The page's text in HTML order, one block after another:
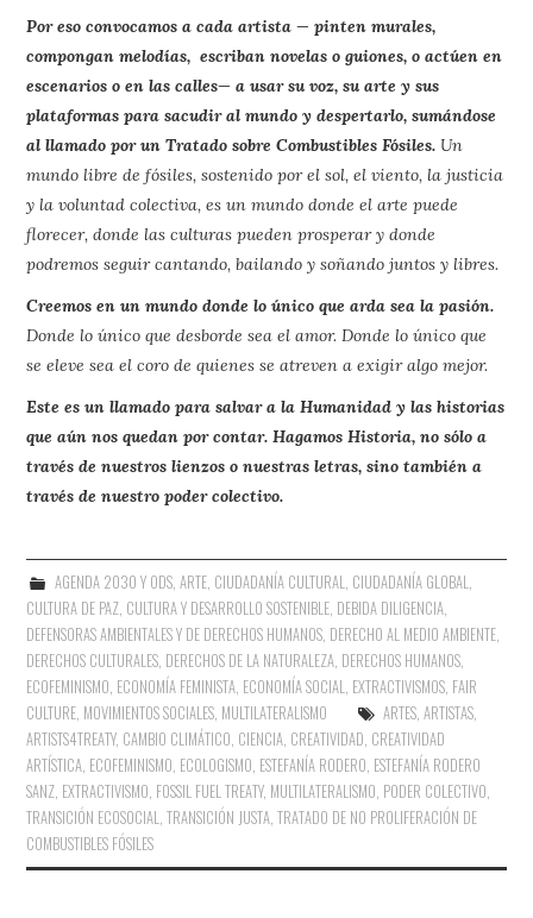
Por eso convocamos a cada artista — pinten murales,
compongan melodías, escriban novelas o guiones, o actúen en
escenarios o en las calles— a usar su voz, su arte y sus
plataformas para sacudir al mundo y despertarlo, sumándose
al llamado por un Tratado sobre Combustibles Fósiles. Un
mundo libre de fósiles, sostenido por el sol, el viento, la justicia
y la voluntad colectiva, es un mundo donde el arte puede
florecer, donde las culturas pueden prosperar y donde
podremos seguir cantando, bailando y soñando juntos y libres.
Creemos en un mundo donde lo único que arda sea la pasión.
Donde lo único que desborde sea el amor. Donde lo único que
se eleve sea el coro de quienes se atreven a exigir algo mejor.
Este es un llamado para salvar a la Humanidad y las historias
que aún nos quedan por contar. Hagamos Historia, no sólo a
través de nuestros lienzos o nuestras letras, sino también a
través de nuestro poder colectivo.
AGENDA 2030 Y ODS, ARTE, CIUDADANÍA CULTURAL CIUDADANÍA GLOBAL
CULTURA DE PAZ CULTURA Y DESARROLLO SOSTENIBLE DEBIDA DILIGENCIA
DEFENSORAS AMBIENTALES Y DE DERECHOS HUMANOS DERECHO AL MEDIO AMBIENTE
DERECHOS CULTURALES DERECHOS DE LA NATURALEZA DERECHOS HUMANOS
ECOFEMINISMO ECONOMÍA FEMINISTA ECONOMÍA SOCIAL EXTRACTIVISMOS FAIR
CULTURE MOVIMIENTOS SOCIALES MULTILATERALISMO ARTES, ARTISTAS,
ARTISTS4TREATY, CAMBIO CLIMÁTICO CIENCIA CREATIVIDAD CREATIVIDAD
ARTÍSTICA ECOFEMINISMO ECOLOGISMO ESTEFANÍA RODERO ESTEFANÍA RODERO
SANZ EXTRACTIVISMO FOSSIL FUEL TREATY, MULTILATERALISMO PODER COLECTIVO
TRANSICIÓN ECOSOCIAL ,TRANSICIÓN JUSTA ,TRATADO DE NO PROLIFERACIÓN DE
COMBUSTIBLES FÓSILES